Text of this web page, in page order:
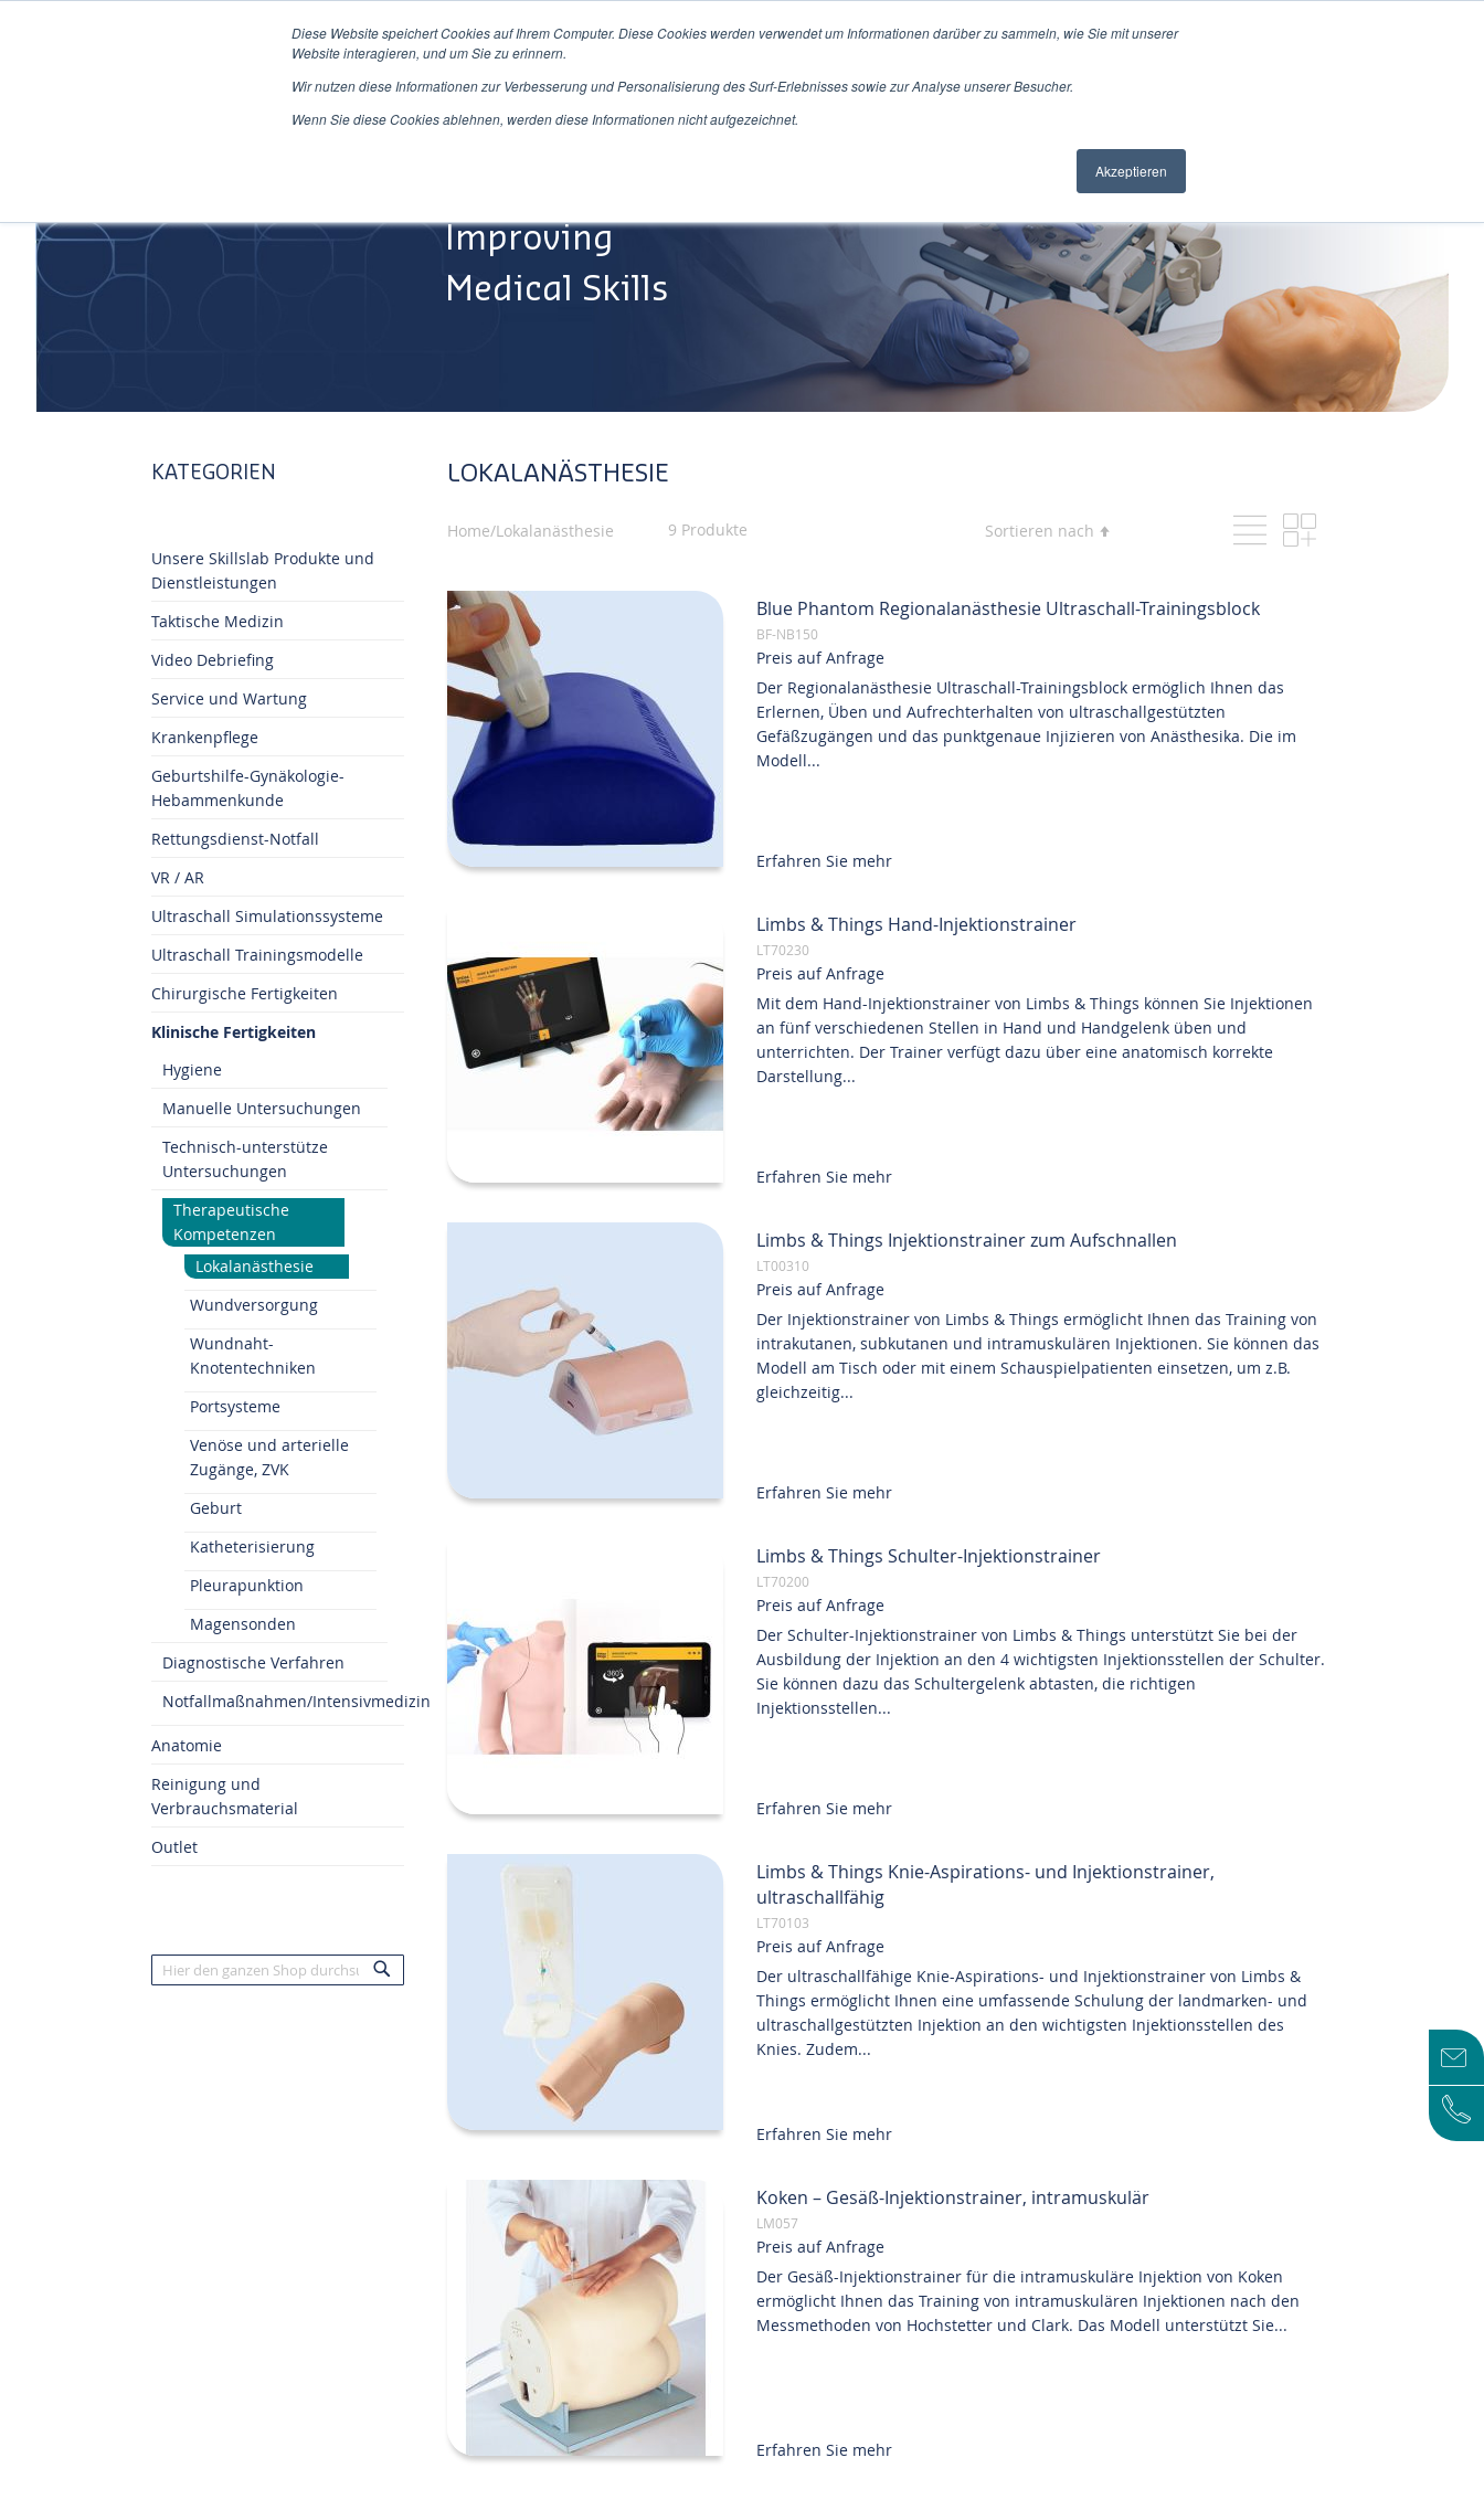
Diese Website speichert Cookies auf Ihrem Computer. Diese Cookies werden verwendet um Informationen darüber zu sammeln, wie Sie mit unserer
Website interagieren, und um Sie zu erinnern.
Wir nutzen diese Informationen zur Verbesserung und Personalisierung des Surf-Erlebnisses sowie zur Analyse unserer Besucher.
Wenn Sie diese Cookies ablehnen, werden diese Informationen nicht aufgezeichnet.
Akzeptieren
Home Produkte/Dienstleistungen Über Uns Service&Support Jobs
Improving
Medical Skills
LOKALANÄSTHESIE
Home/Lokalanästhesie 9 Produkte Sortieren nach
Ansicht
als
Liste Raster
Blue Phantom Regionalanästhesie Ultraschall-Trainingsblock
BF-NB150
Preis auf Anfrage
Der Regionalanästhesie Ultraschall-Trainingsblock ermöglich Ihnen das
Erlernen, Üben und Aufrechterhalten von ultraschallgestützten
Gefäßzugängen und das punktgenaue Injizieren von Anästhesika. Die im
Modell...
Erfahren Sie mehr
Limbs & Things Hand-Injektionstrainer
LT70230
Preis auf Anfrage
Mit dem Hand-Injektionstrainer von Limbs & Things können Sie Injektionen
an fünf verschiedenen Stellen in Hand und Handgelenk üben und
unterrichten. Der Trainer verfügt dazu über eine anatomisch korrekte
Darstellung...
Erfahren Sie mehr
Limbs & Things Injektionstrainer zum Aufschnallen
LT00310
Preis auf Anfrage
Der Injektionstrainer von Limbs & Things ermöglicht Ihnen das Training von
intrakutanen, subkutanen und intramuskulären Injektionen. Sie können das
Modell am Tisch oder mit einem Schauspielpatienten einsetzen, um z.B.
gleichzeitig...
Erfahren Sie mehr
Limbs & Things Schulter-Injektionstrainer
LT70200
Preis auf Anfrage
Der Schulter-Injektionstrainer von Limbs & Things unterstützt Sie bei der
Ausbildung der Injektion an den 4 wichtigsten Injektionsstellen der Schulter.
Sie können dazu das Schultergelenk abtasten, die richtigen
Injektionsstellen...
Erfahren Sie mehr
Limbs & Things Knie-Aspirations- und Injektionstrainer,
ultraschallfähig
LT70103
Preis auf Anfrage
Der ultraschallfähige Knie-Aspirations- und Injektionstrainer von Limbs &
Things ermöglicht Ihnen eine umfassende Schulung der landmarken- und
ultraschallgestützten Injektion an den wichtigsten Injektionsstellen des
Knies. Zudem...
Erfahren Sie mehr
Koken – Gesäß-Injektionstrainer, intramuskulär
LM057
Preis auf Anfrage
Der Gesäß-Injektionstrainer für die intramuskuläre Injektion von Koken
ermöglicht Ihnen das Training von intramuskulären Injektionen nach den
Messmethoden von Hochstetter und Clark. Das Modell unterstützt Sie...
Erfahren Sie mehr
KATEGORIEN
Unsere Skillslab Produkte und
Dienstleistungen
Taktische Medizin
Video Debriefing
Service und Wartung
Krankenpflege
Geburtshilfe-Gynäkologie-
Hebammenkunde
Rettungsdienst-Notfall
VR / AR
Ultraschall Simulationssysteme
Ultraschall Trainingsmodelle
Chirurgische Fertigkeiten
Klinische Fertigkeiten
Hygiene
Manuelle Untersuchungen
Technisch-unterstütze
Untersuchungen
Therapeutische
Kompetenzen
Lokalanästhesie
Wundversorgung
Wundnaht-
Knotentechniken
Portsysteme
Venöse und arterielle
Zugänge, ZVK
Geburt
Katheterisierung
Pleurapunktion
Magensonden
Diagnostische Verfahren
Notfallmaßnahmen/Intensivmedizin
Anatomie
Reinigung und
Verbrauchsmaterial
Outlet
Suche